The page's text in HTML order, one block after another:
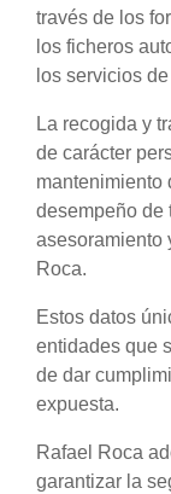
través de los
los ficheros
los servicios
La recogida y
de carácter
mantenimiento
desempeño de
asesoramiento
Roca.
Estos datos
entidades que
de dar
expuesta.
Rafael Roca
garantizar la